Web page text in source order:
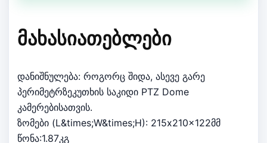
ᲛᲐᲮᲐᲡᲘᲐᲗᲔᲑᲚᲔᲑᲘ
დანიშნულება: როგორც შიდა, ასევე გარე
პერიმეტრზეკუთხის საკიდი PTZ Dome
კამერებისათვის.
ზომები (L&times;W&times;H): 215x210x122მმ
წონა:1.87კგ